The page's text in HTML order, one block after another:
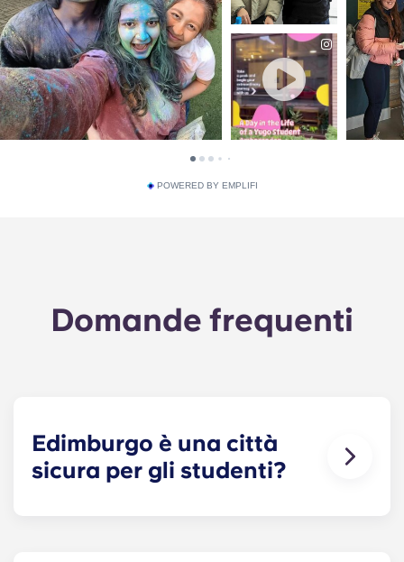
POWERED BY EMPLIFI
Domande frequenti
Edimburgo è una città
sicura per gli studenti?